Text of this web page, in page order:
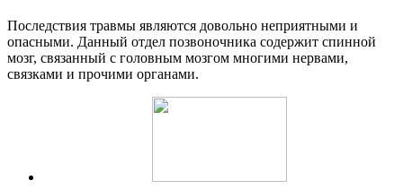
Последствия травмы являются довольно неприятными и
опасными. Данный отдел позвоночника содержит спинной
мозг, связанный с головным мозгом многими нервами,
связками и прочими органами.